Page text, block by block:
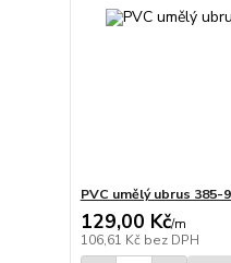
PVC umělý ubrus 385-
129,00 Kč/m
106,61 Kč bez DPH